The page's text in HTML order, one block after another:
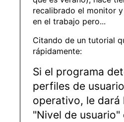
recalibrado el monitor
en el trabajo pero...
Citando de un tutorial
rápidamente:
Si el programa
perfiles de
operativo, le dará
"Nivel de usuario"